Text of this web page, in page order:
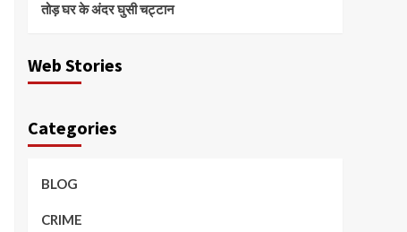
तोड़ घर के अंदर घुसी चट्टान
Web Stories
Categories
BLOG
CRIME